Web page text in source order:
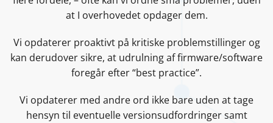
at I overhovedet opdager dem.
Vi opdaterer proaktivt på kritiske problemstillinger og
kan derudover sikre, at udrulning af firmware/software
foregår efter “best practice”.
Vi opdaterer med andre ord ikke bare uden at tage
hensyn til eventuelle versionsudfordringer samt